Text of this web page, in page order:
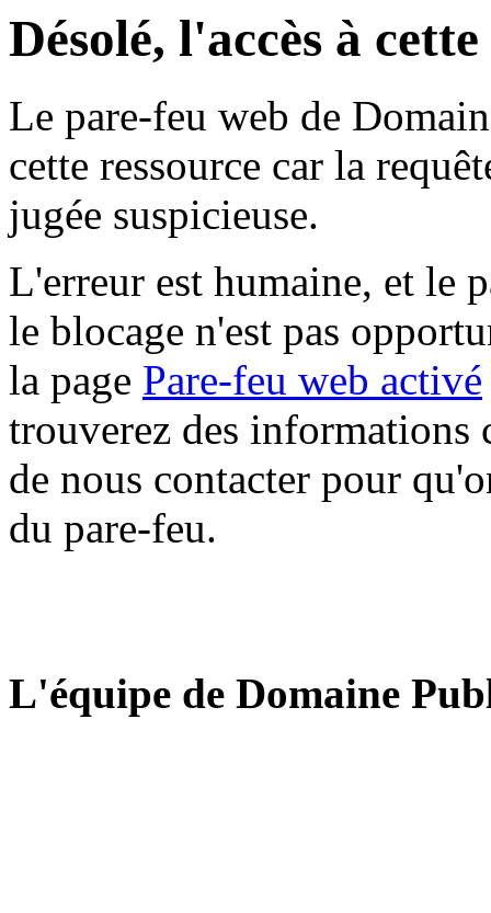
Désolé, l'accès à
Le pare-feu web de
cette ressource car la
jugée suspicieuse.
L'erreur est humaine, et le
le blocage n'est pas
la page Pare-feu web activé
trouverez des informations
de nous contacter pour
du pare-feu.
L'équipe de Domaine